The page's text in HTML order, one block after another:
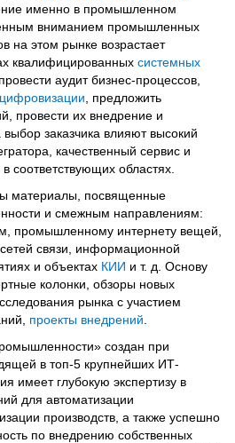
именно в промышленном
вниманием промышленных
на этом рынке возрастает
квалифицированных системных
аудит бизнес-процессов,
цифровизации , предложить
провести их внедрение и
заказчика влияют высокий
качественный сервис и
соответствующих областях.
материалы, посвященные
и смежным направлениям:
промышленному интернету вещей,
связи, информационной
и объектах КИИ и т. д. Основу
колонки, обзоры новых
рынка с участием
проекты внедрений
создан при
в топ-5 крупнейших ИТ-
имеет глубокую экспертизу в
для автоматизации
производств, а также успешно
по внедрению собственных